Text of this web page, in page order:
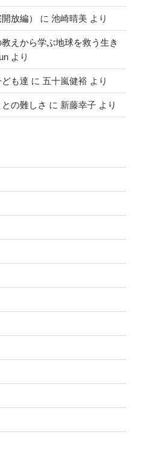
放編） に 池崎晴美 より
えから学ぶ地球を救う生き
より
も達 に 五十嵐健裕 より
の難しさ に 新藤幸子 より